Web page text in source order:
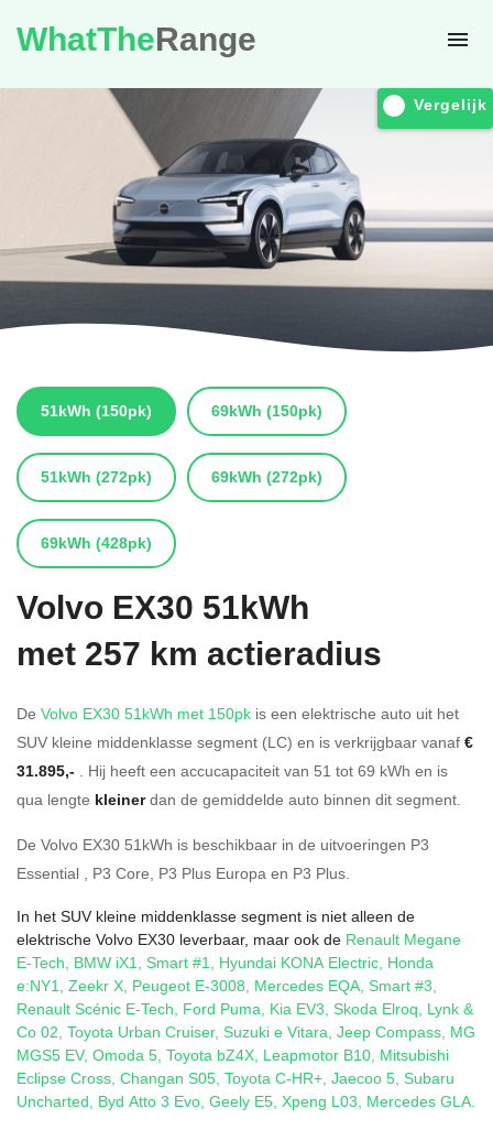
WhatTheRange
Vergelijk
51kWh (150pk) 69kWh (150pk)
51kWh (272pk) 69kWh (272pk)
69kWh (428pk)
Volvo EX30 51kWh
met 257 km actieradius
De Volvo EX30 51kWh met 150pk is een elektrische auto uit het
SUV kleine middenklasse segment (LC) en is verkrijgbaar vanaf €
31.895,- . Hij heeft een accucapaciteit van 51 tot 69 kWh en is
qua lengte kleinerdan de gemiddelde auto binnen dit segment.
De Volvo EX30 51kWh is beschikbaar in de uitvoeringen P3
Essential , P3 Core, P3 Plus Europa en P3 Plus.
In het SUV kleine middenklasse segment is niet alleen de
elektrische Volvo EX30 leverbaar, maar ook de Renault Megane
E-Tech, BMW iX1, Smart #1, Hyundai KONA Electric, Honda
e:NY1, Zeekr X, Peugeot E-3008, Mercedes EQA, Smart #3,
Renault Scénic E-Tech, Ford Puma, Kia EV3, Skoda Elroq, Lynk &
Co 02, Toyota Urban Cruiser, Suzuki e Vitara, Jeep Compass, MG
MGS5 EV, Omoda 5, Toyota bZ4X, Leapmotor B10, Mitsubishi
Eclipse Cross, Changan S05, Toyota C-HR+, Jaecoo 5, Subaru
Uncharted, Byd Atto 3 Evo, Geely E5, Xpeng L03, Mercedes GLA.